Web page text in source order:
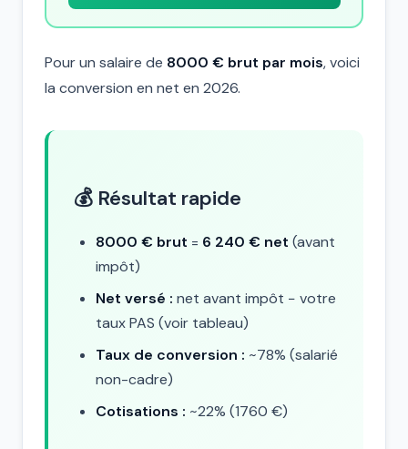
Pour un salaire de 8000 € brut par mois, voici
la conversion en net en 2026.
💰 Résultat rapide
8000 € brut = 6 240 € net (avant
impôt)
Net versé : net avant impôt − votre
taux PAS (voir tableau)
Taux de conversion : ~78% (salarié
non-cadre)
Cotisations : ~22% (1760 €)